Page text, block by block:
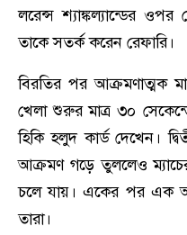
লরেন্স শ্যাঙ্কল্যান্ডের
তাকে সতর্ক করেন রেফারি।
বিরতির পর আক্রমণাত্মক
খেলা শুরুর মাত্র ৩০
হিকি হলুদ কার্ড দেখেন।
আক্রমণ গড়ে তুললেও ম্যাচের
চলে যায়। একের পর এক
তারা।